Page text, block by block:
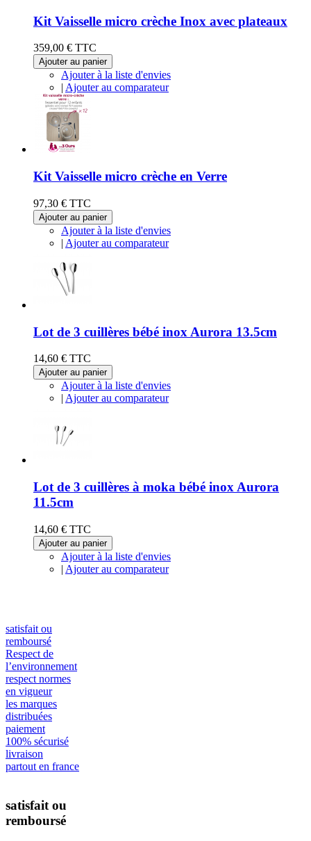
Kit Vaisselle micro crèche Inox avec plateaux
359,00 € TTC
Ajouter au panier
Ajouter à la liste d'envies
| Ajouter au comparateur
Kit Vaisselle micro crèche en Verre
97,30 € TTC
Ajouter au panier
Ajouter à la liste d'envies
| Ajouter au comparateur
Lot de 3 cuillères bébé inox Aurora 13.5cm
14,60 € TTC
Ajouter au panier
Ajouter à la liste d'envies
| Ajouter au comparateur
Lot de 3 cuillères à moka bébé inox Aurora
11.5cm
14,60 € TTC
Ajouter au panier
Ajouter à la liste d'envies
| Ajouter au comparateur
satisfait ou
remboursé
Respect de
l’environnement
respect normes
en vigueur
les marques
distribuées
paiement
100% sécurisé
livraison
partout en france
satisfait ou
remboursé